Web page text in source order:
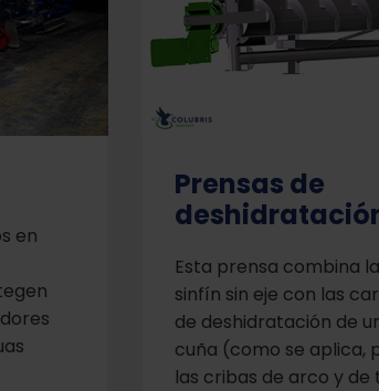
en
Prensas de
Esta prensa combina
sinfín sin eje con las
de deshidratación de
cuña (como se aplica,
las cribas de arco y